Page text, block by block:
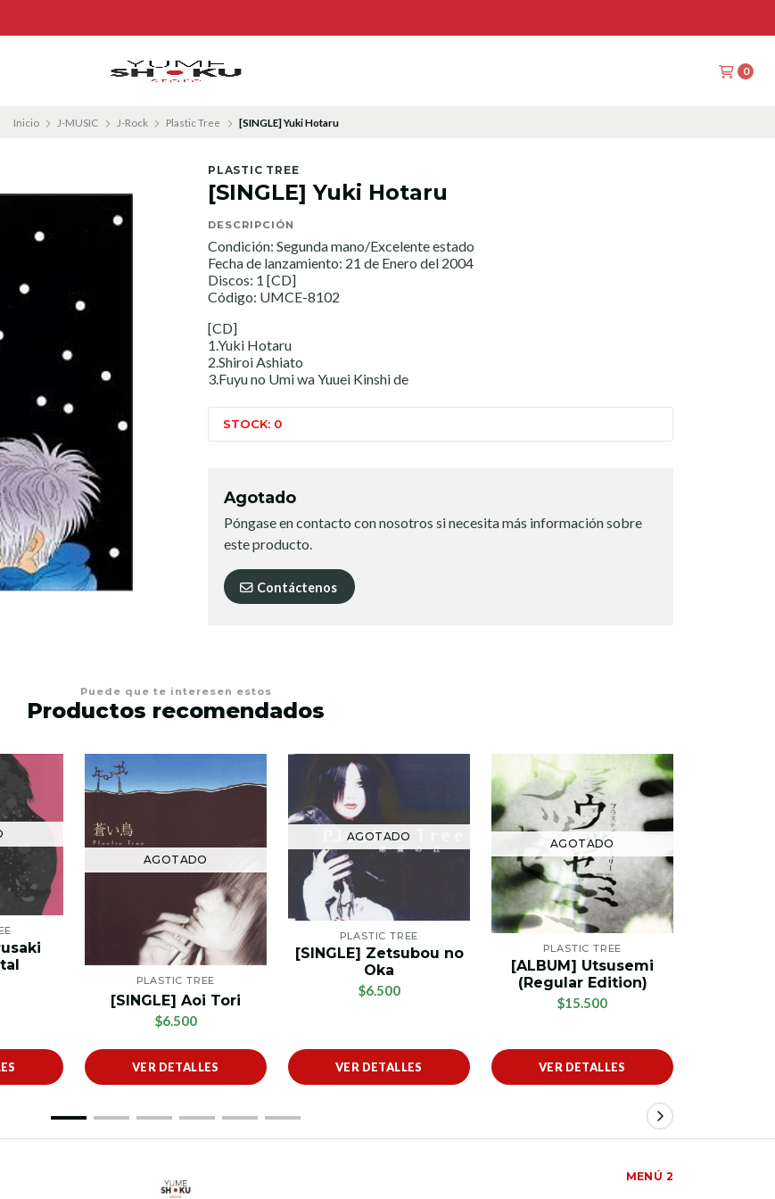
0
Inicio J-MUSIC J-Rock Plastic Tree [SINGLE] Yuki Hotaru
PLASTIC TREE
[SINGLE] Yuki Hotaru
DESCRIPCIÓN
Condición: Segunda mano/Excelente estado
Fecha de lanzamiento: 21 de Enero del 2004
Discos: 1 [CD]
Código: UMCE-8102
[CD]
1.Yuki Hotaru
2.Shiroi Ashiato
3.Fuyu no Umi wa Yuuei Kinshi de
STOCK: 0
Agotado
Póngase en contacto con nosotros si necesita más información sobre
este producto.
Contáctenos
Puede que te interesen estos
Productos recomendados
AGOTADO
PLASTIC TREE
[SINGLE] Aoi Tori
$6.500
VER DETALLES
AGOTADO
PLASTIC TREE
[SINGLE] Zetsubou no
Oka
$6.500
VER DETALLES
AGOTADO
PLASTIC TREE
[ALBUM] Utsusemi
(Regular Edition)
$15.500
VER DETALLES
MENÚ 2